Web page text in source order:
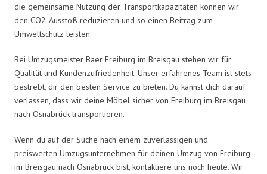
die gemeinsame Nutzung der Transportkapazitäten können wir
den CO2-Ausstoß reduzieren und so einen Beitrag zum
Umweltschutz leisten.
Bei Umzugsmeister Baer Freiburg im Breisgau stehen wir für
Qualität und Kundenzufriedenheit. Unser erfahrenes Team ist stets
bestrebt, dir den besten Service zu bieten. Du kannst dich darauf
verlassen, dass wir deine Möbel sicher von Freiburg im Breisgau
nach Osnabrück transportieren.
Wenn du auf der Suche nach einem zuverlässigen und
preiswerten Umzugsunternehmen für deinen Umzug von Freiburg
im Breisgau nach Osnabrück bist, kontaktiere uns noch heute. Wir